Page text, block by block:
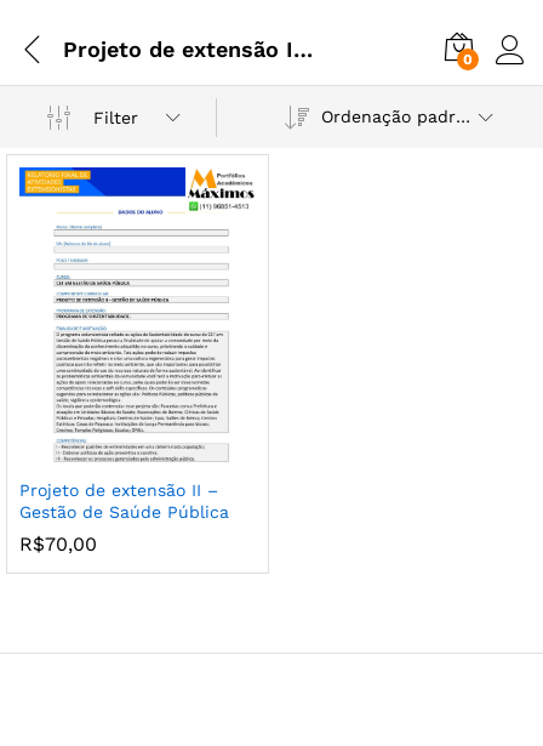
Projeto de extensão II - Gestão de Saúde Pública 0
Filter Ordenação padrão
Projeto de extensão II –
Gestão de Saúde Pública
R$70,00